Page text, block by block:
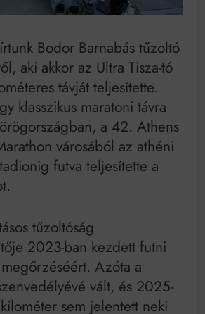
bevált technológia akkor
Bodor Barnabás tűzoltó
aki akkor az Ultra Tisza-tó
távját teljesítette.
klasszikus maratoni távra
a 42. Athens
városából az athéni
futva teljesítette a
tűzoltóság
2023-ban kezdett futni
Azóta a
vált, és 2025-
sem jelentett neki